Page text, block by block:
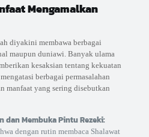
Mengamalkan
diyakini membawa berbagai
maupun duniawi. Banyak ulama
kesaksian tentang kekuatan
berbagai permasalahan
manfaat yang sering disebutkan
dan Membuka Pintu Rezeki:
dengan rutin membaca Shalawat